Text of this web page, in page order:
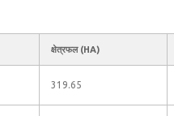
क्षेत्रफल (HA)
319.65